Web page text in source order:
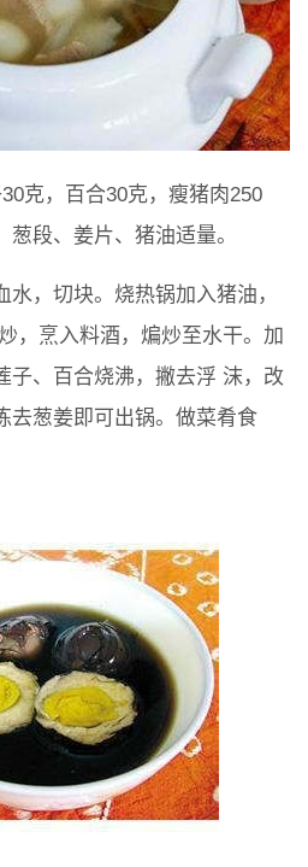
克，百合30克，瘦猪肉250
段、姜片、猪油适量。
，切块。烧热锅加入猪油，
，烹入料酒，煸炒至水干。加
子、百合烧沸，撇去浮 沫，改
去葱姜即可出锅。做菜肴食